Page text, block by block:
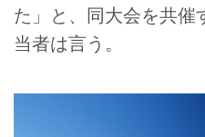
た」と、同大会を共催
当者は言う。